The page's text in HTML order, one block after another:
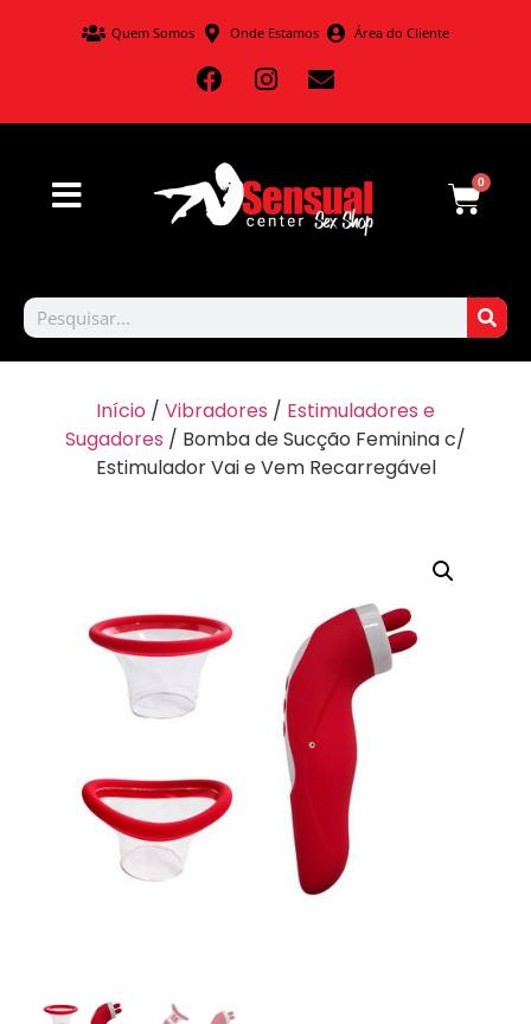
Quem Somos Onde Estamos Área do Cliente
0
Início / Vibradores / Estimuladores e
Sugadores / Bomba de Sucção Feminina c/
Estimulador Vai e Vem Recarregável